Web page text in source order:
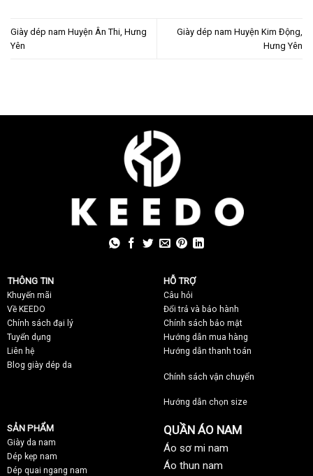
Giày dép nam Huyện Ân Thi, Hưng
Yên
Giày dép nam Huyện Kim Động,
Hưng Yên
THÔNG TIN
Khuyến mãi
Về KEEDO
Chính sách đại lý
Tuyển dụng
Liên hệ
Blog giày dép da
HỖ TRỢ
Câu hỏi
Đổi trả và bảo hành
Chính sách bảo mật
Hướng dẫn mua hàng
Hướng dẫn thanh toán
Chính sách vận chuyển
Hướng dẫn chọn size
SẢN PHẨM
Giày da nam
Dép kẹp nam
Dép quai ngang nam
QUẦN ÁO NAM
Áo sơ mi nam
Áo thun nam